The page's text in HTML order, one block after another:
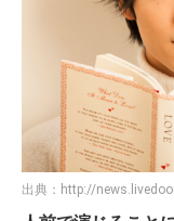
出典： http://